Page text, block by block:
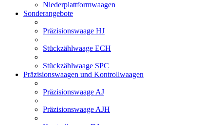
Niederplattformwaagen
Sonderangebote
Präzisionswaage HJ
Stückzählwaage ECH
Stückzählwaage SPC
Präzisionswaagen und Kontrollwaagen
Präzisionswaage AJ
Präzisionswaage AJH